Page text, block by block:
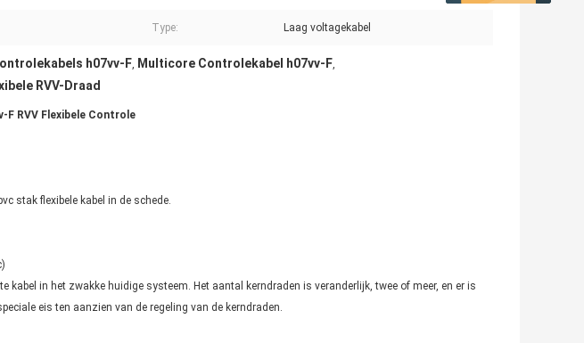
Type: Laag voltagekabel
h07vv-F, Multicore Controlekabel h07vv-F,
RVV-Draad
F RVV Flexibele Controle
stak flexibele kabel in de schede.
kabel in het zwakke huidige systeem. Het aantal kerndraden is veranderlijk, twee of meer, en er is
eis ten aanzien van de regeling van de kerndraden.